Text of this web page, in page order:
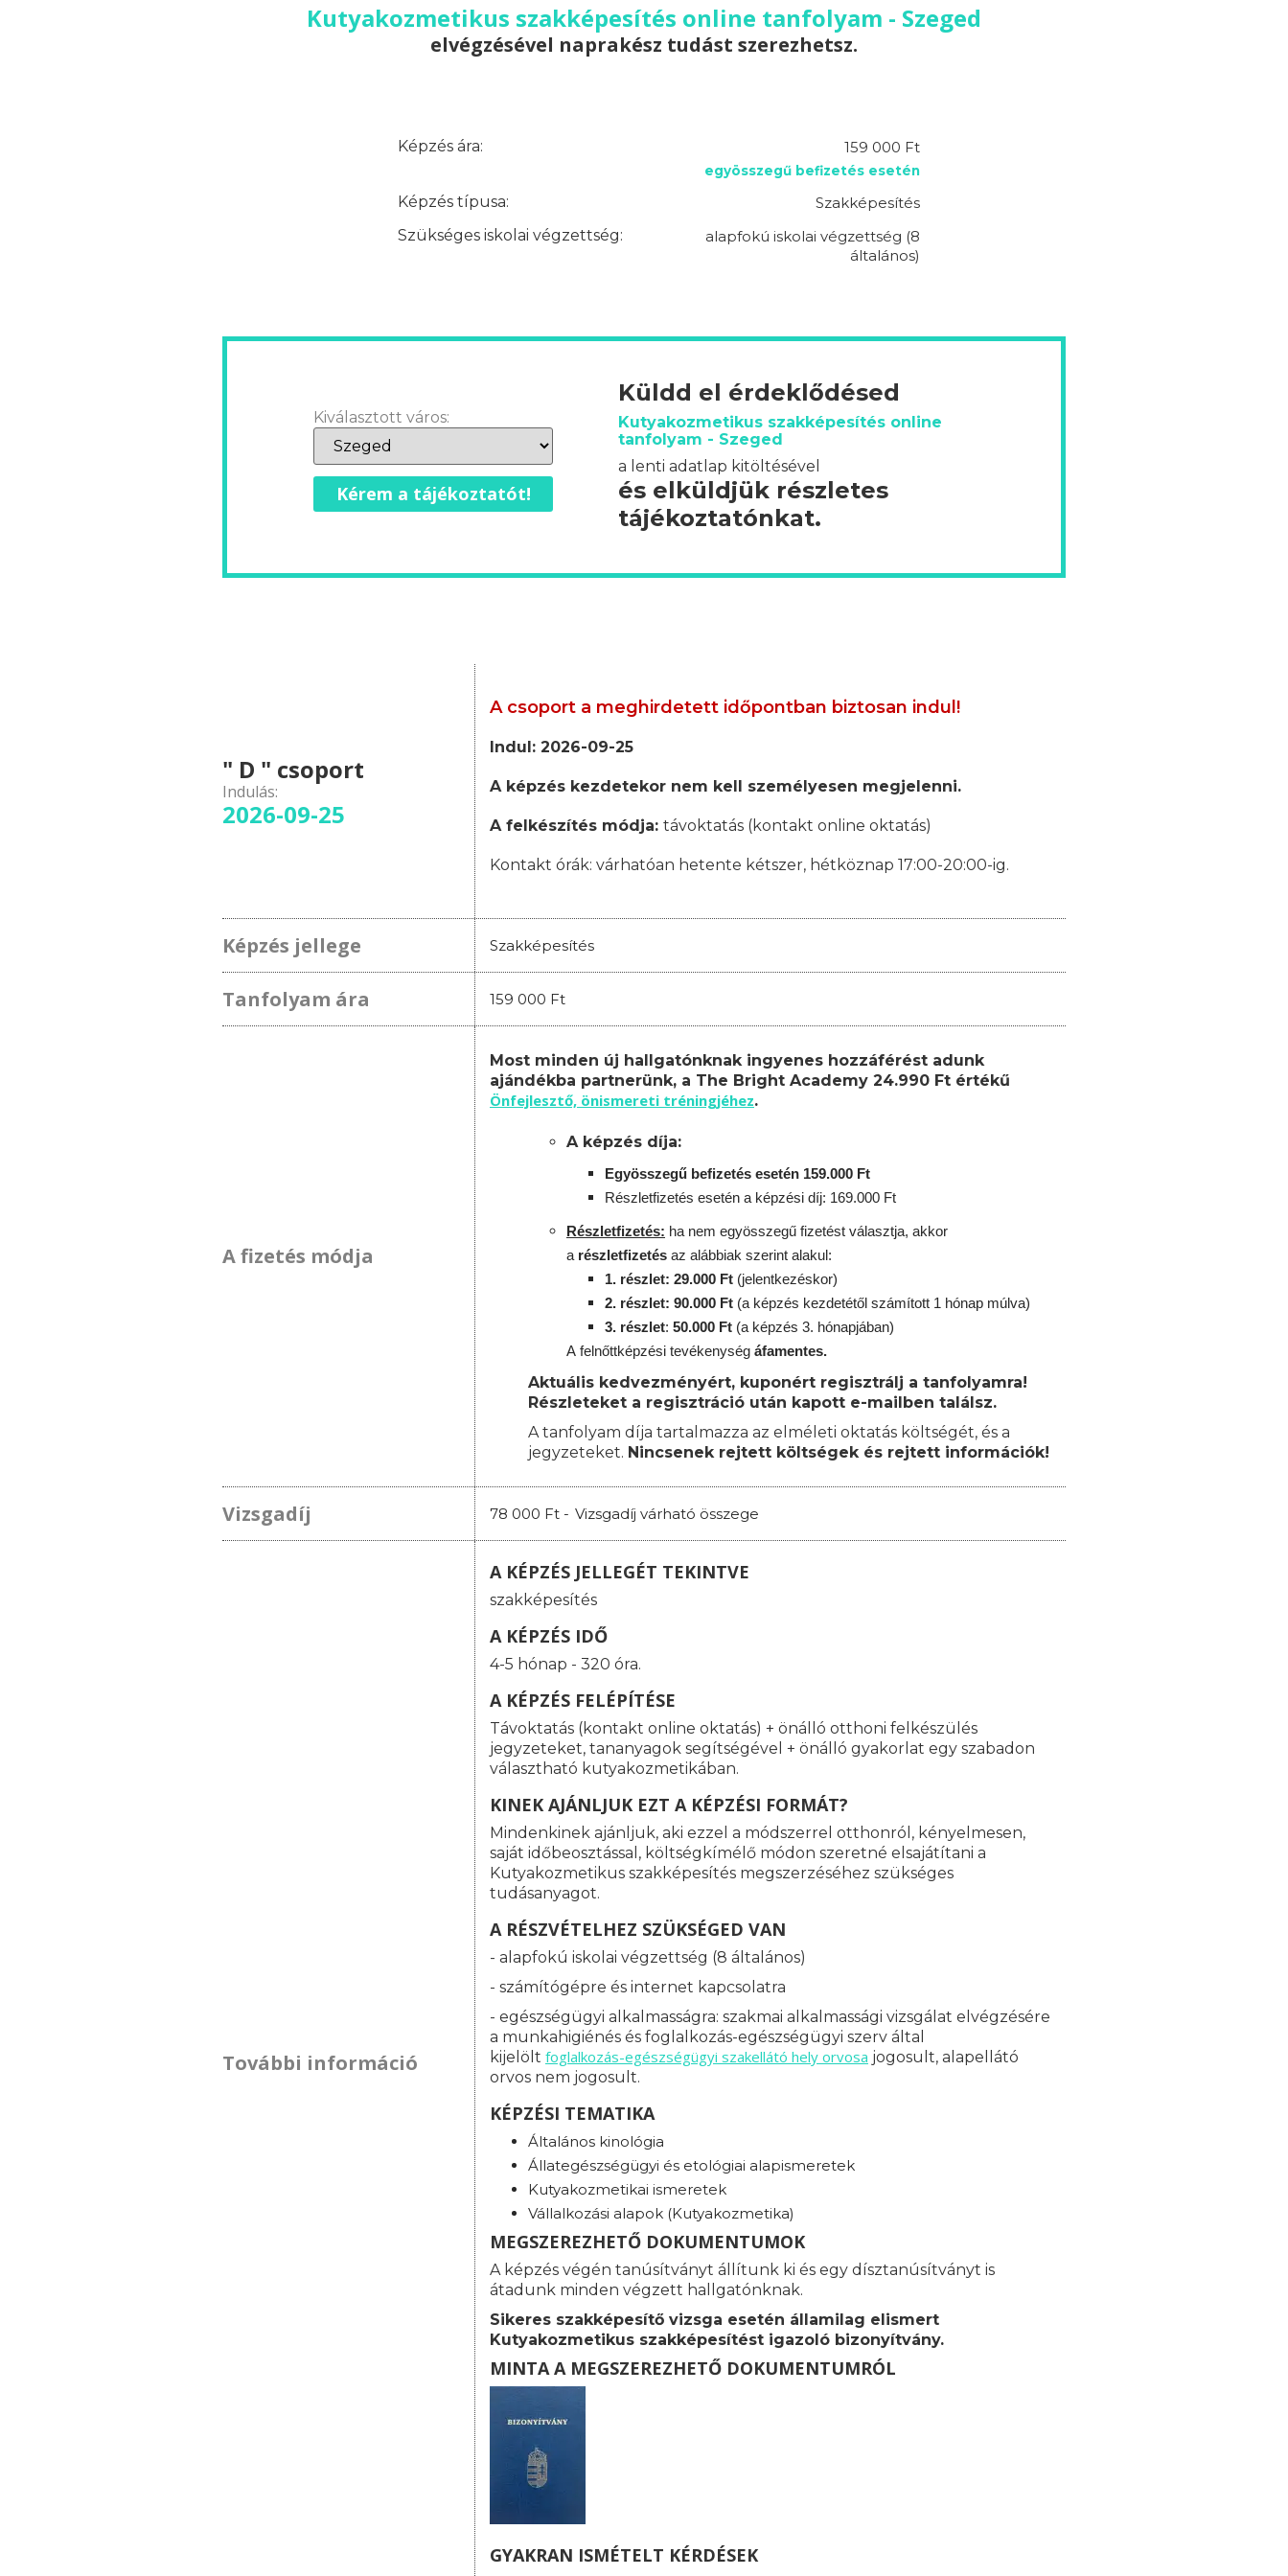
Kutyakozmetikus szakképesítés online tanfolyam - Szeged
elvégzésével naprakész tudást szerezhetsz.
Képzés ára: 159 000 Ft
egyösszegű befizetés esetén
Képzés típusa:
Szakképesítés
Szükséges iskolai végzettség:
alapfokú iskolai végzettség (8
általános)
Kiválasztott város:
Kérem a tájékoztatót!
Küldd el érdeklődésed
Kutyakozmetikus szakképesítés online
tanfolyam - Szeged
a lenti adatlap kitöltésével
és elküldjük részletes
tájékoztatónkat.
" D " csoport
Indulás:
2026-09-25
A csoport a meghirdetett időpontban biztosan indul!
Indul: 2026-09-25
A képzés kezdetekor nem kell személyesen megjelenni.
A felkészítés módja: távoktatás (kontakt online oktatás)
Kontakt órák: várhatóan hetente kétszer, hétköznap 17:00-20:00-ig.
Képzés jellege Szakképesítés
Tanfolyam ára 159 000 Ft
A fizetés módja
Most minden új hallgatónknak ingyenes hozzáférést adunk
ajándékba partnerünk, a The Bright Academy 24.990 Ft értékű
Önfejlesztő, önismereti tréningjéhez.
A képzés díja:
Egyösszegű befizetés esetén 159.000 Ft
Részletfizetés esetén a képzési díj: 169.000 Ft
Részletfizetés: ha nem egyösszegű fizetést választja, akkor
a részletfizetés az alábbiak szerint alakul:
1. részlet: 29.000 Ft (jelentkezéskor)
2. részlet: 90.000 Ft (a képzés kezdetétől számított 1 hónap múlva)
3. részlet: 50.000 Ft (a képzés 3. hónapjában)
A felnőttképzési tevékenység áfamentes.
Aktuális kedvezményért, kuponért regisztrálj a tanfolyamra!
Részleteket a regisztráció után kapott e-mailben találsz.
A tanfolyam díja tartalmazza az elméleti oktatás költségét, és a
jegyzeteket. Nincsenek rejtett költségek és rejtett információk!
Vizsgadíj 78 000 Ft - Vizsgadíj várható összege
További információ
A KÉPZÉS JELLEGÉT TEKINTVE
szakképesítés
A KÉPZÉS IDŐ
4-5 hónap - 320 óra.
A KÉPZÉS FELÉPÍTÉSE
Távoktatás (kontakt online oktatás) + önálló otthoni felkészülés
jegyzeteket, tananyagok segítségével + önálló gyakorlat egy szabadon
választható kutyakozmetikában.
KINEK AJÁNLJUK EZT A KÉPZÉSI FORMÁT?
Mindenkinek ajánljuk, aki ezzel a módszerrel otthonról, kényelmesen,
saját időbeosztással, költségkímélő módon szeretné elsajátítani a
Kutyakozmetikus szakképesítés megszerzéséhez szükséges
tudásanyagot.
A RÉSZVÉTELHEZ SZÜKSÉGED VAN
- alapfokú iskolai végzettség (8 általános)
- számítógépre és internet kapcsolatra
- egészségügyi alkalmasságra: szakmai alkalmassági vizsgálat elvégzésére
a munkahigiénés és foglalkozás-egészségügyi szerv által
kijelölt foglalkozás-egészségügyi szakellátó hely orvosa jogosult, alapellátó
orvos nem jogosult.
KÉPZÉSI TEMATIKA
Általános kinológia
Állategészségügyi és etológiai alapismeretek
Kutyakozmetikai ismeretek
Vállalkozási alapok (Kutyakozmetika)
MEGSZEREZHETŐ DOKUMENTUMOK
A képzés végén tanúsítványt állítunk ki és egy dísztanúsítványt is
átadunk minden végzett hallgatónknak.
Sikeres szakképesítő vizsga esetén államilag elismert
Kutyakozmetikus szakképesítést igazoló bizonyítvány.
MINTA A MEGSZEREZHETŐ DOKUMENTUMRÓL
GYAKRAN ISMÉTELT KÉRDÉSEK